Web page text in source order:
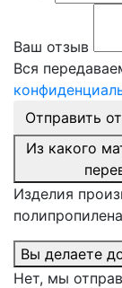
Ваш отзыв
Вся
Отправить
Из какого
Изделия
Вы делаете
Нет, мы